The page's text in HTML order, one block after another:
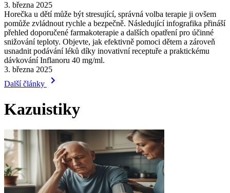
3. března 2025
Horečka u dětí může být stresující, správná volba terapie ji ovšem
pomůže zvládnout rychle a bezpečně. Následující infografika přináší
přehled doporučené farmakoterapie a dalších opatření pro účinné
snižování teploty. Objevte, jak efektivně pomoci dětem a zároveň
usnadnit podávání léků díky inovativní receptuře a praktickému
dávkování Inflanoru 40 mg⁠/⁠ml.
3. března 2025
Další články
Kazuistiky